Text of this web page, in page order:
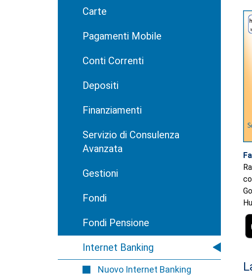
Carte
Pagamenti Mobile
Conti Correnti
Depositi
Finanziamenti
Servizio di Consulenza
Avanzata
Gestioni
Fondi
Fondi Pensione
Internet Banking
Nuovo Internet Banking